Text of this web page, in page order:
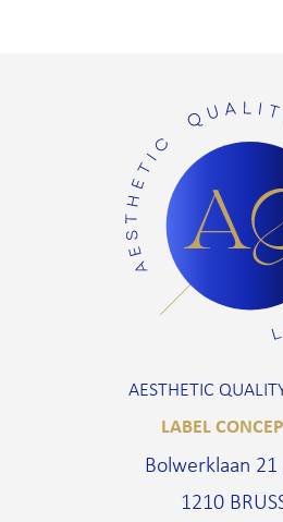
AESTHETIC
LABEL
Bolwerklaan
1210